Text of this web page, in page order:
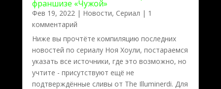
франшизе «Чужой»
Фев 19, 2022 | Новости, Сериал | 1
комментарий
Ниже вы прочтёте компиляцию последних
новостей по сериалу Ноя Хоули, постараемся
указать все источники, где это возможно, но
учтите - присутствуют ещё не
подтверждённые сливы от The Illuminerdi. Для